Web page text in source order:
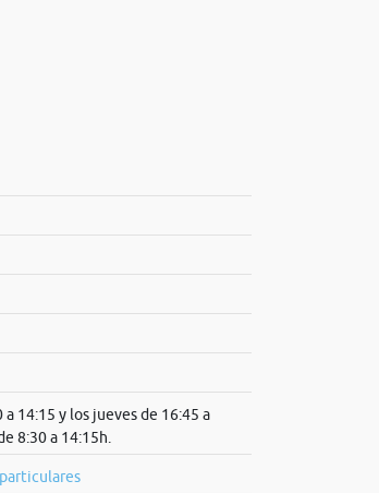
14:15 y los jueves de 16:45 a
8:30 a 14:15h.